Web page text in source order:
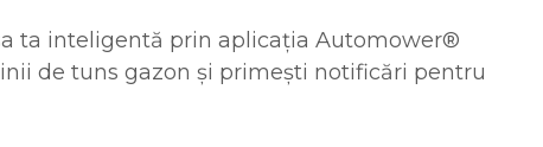
ta inteligentă prin aplicația Automower®
de tuns gazon și primești notificări pentru